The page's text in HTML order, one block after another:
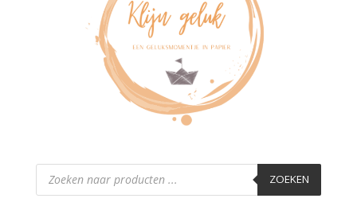
Producten
zoeken ZOEKEN